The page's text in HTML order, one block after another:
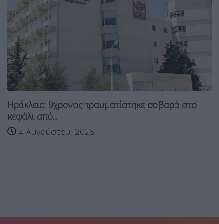
Ηράκλειο: 9χρονος τραυματίστηκε σοβαρά στο
κεφάλι από...
4 Αυγούστου, 2026